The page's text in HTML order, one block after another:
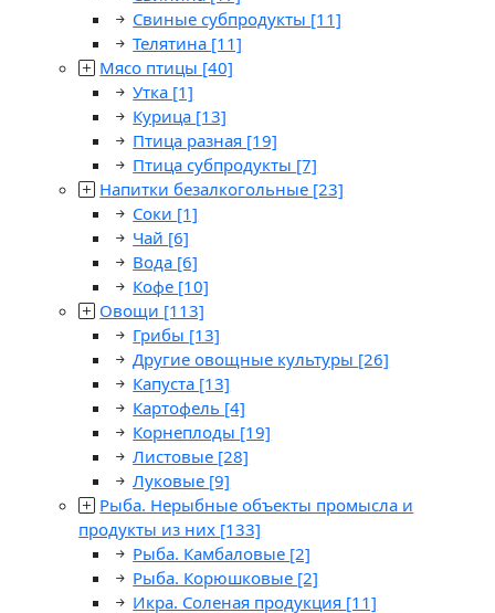
Свиные субпродукты [11]
Телятина [11]
Мясо птицы [40]
Утка [1]
Курица [13]
Птица разная [19]
Птица субпродукты [7]
Напитки безалкогольные [23]
Соки [1]
Чай [6]
Вода [6]
Кофе [10]
Овощи [113]
Грибы [13]
Другие овощные культуры [26]
Капуста [13]
Картофель [4]
Корнеплоды [19]
Листовые [28]
Луковые [9]
Рыба. Нерыбные объекты промысла и
продукты из них [133]
Рыба. Камбаловые [2]
Рыба. Корюшковые [2]
Икра. Соленая продукция [11]